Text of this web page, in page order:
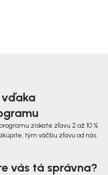
vďaka
získate zľavu 2 až 10 %
tým väčšiu zľavu od nás
vás tá správna?